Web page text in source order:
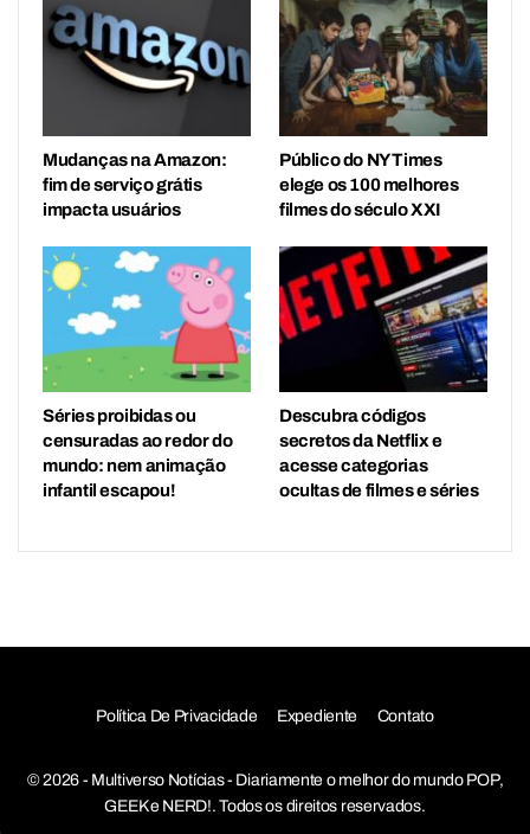
Mudanças na Amazon:
fim de serviço grátis
impacta usuários
Público do NY Times
elege os 100 melhores
filmes do século XXI
Séries proibidas ou
censuradas ao redor do
mundo: nem animação
infantil escapou!
Descubra códigos
secretos da Netflix e
acesse categorias
ocultas de filmes e séries
Política De Privacidade Expediente Contato
© 2026 - Multiverso Notícias - Diariamente o melhor do mundo POP,
GEEK e NERD!. Todos os direitos reservados.